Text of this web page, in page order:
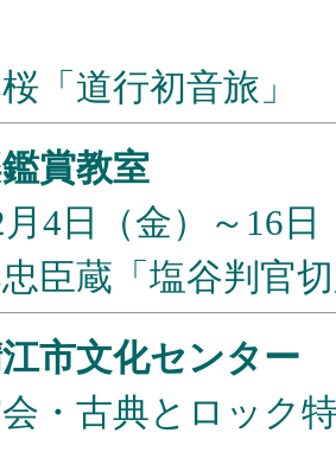
「道行初音旅」
賞教室
月4日（金）～16日
臣蔵「塩谷判官
市文化センター
・古典とロック